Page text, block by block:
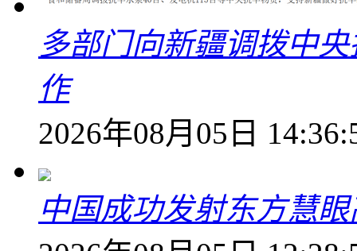
多部门向新疆调拨中
作
2026年08月05日
中国成功发射东方慧